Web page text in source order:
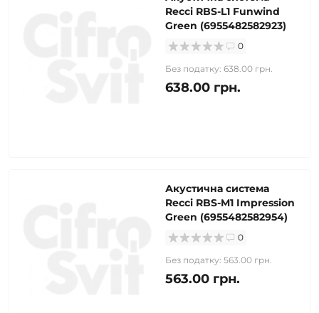
Recci RBS-L1 Funwind
Green (6955482582923)
0
Без податку: 638.00 грн.
638.00 грн.
Акустична система
Recci RBS-M1 Impression
Green (6955482582954)
0
Без податку: 563.00 грн.
563.00 грн.